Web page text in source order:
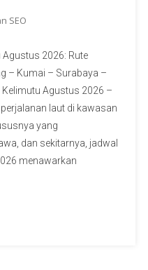
SEO
2026: Rute
– Kumai – Surabaya –
Agustus 2026 –
laut di kawasan
yang
dan sekitarnya, jadwal
menawarkan